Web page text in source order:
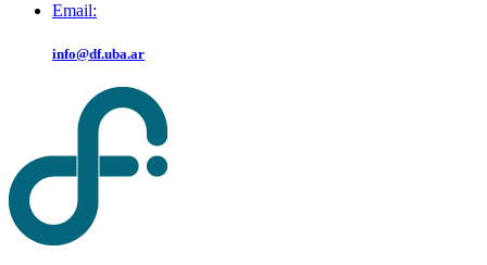
Email:
info@df.uba.ar